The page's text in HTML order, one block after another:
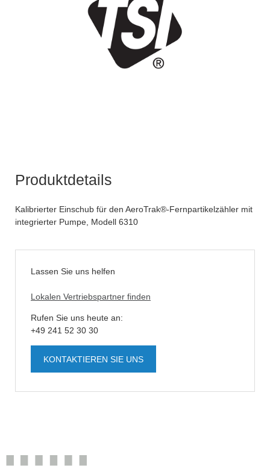
Produktdetails
Kalibrierter Einschub für den AeroTrak®-Fernpartikelzähler mit
integrierter Pumpe, Modell 6310
Lassen Sie uns helfen
Lokalen Vertriebspartner finden
Rufen Sie uns heute an:
+49 241 52 30 30
KONTAKTIEREN SIE UNS